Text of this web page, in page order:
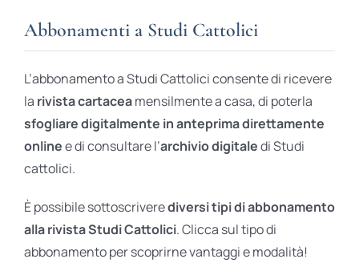
Ares Gold
Ares Digital
Ares Gift Card
Abbonamenti a Studi Cattolici
L’abbonamento a Studi Cattolici consente di ricevere
la rivista cartaceamensilmente a casa, di poterla
sfogliare digitalmente in anteprima direttamente
onlinee di consultare l’archivio digitaledi Studi
cattolici.
È possibile sottoscriverediversi tipi di abbonamento
alla rivista Studi Cattolici. Clicca sul tipo di
abbonamento per scoprirne vantaggi e modalità!